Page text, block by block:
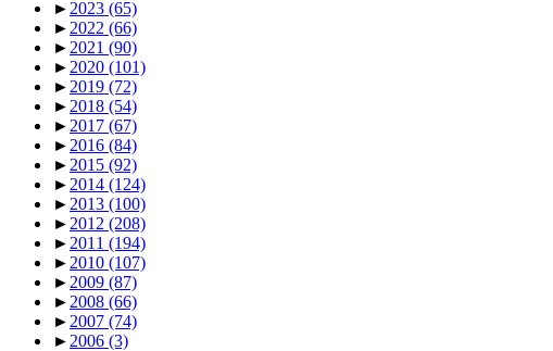
► 2023 (65)
► 2022 (66)
► 2021 (90)
► 2020 (101)
► 2019 (72)
► 2018 (54)
► 2017 (67)
► 2016 (84)
► 2015 (92)
► 2014 (124)
► 2013 (100)
► 2012 (208)
► 2011 (194)
► 2010 (107)
► 2009 (87)
► 2008 (66)
► 2007 (74)
► 2006 (3)